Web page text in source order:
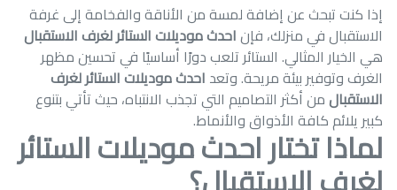
إذا كنت تبحث عن إضافة لمسة من الأناقة والفخامة إلى غرفة
الاستقبال في منزلك، فإناحدث موديلات الستائر لغرف الاستقبال
هي الخيار المثالي. الستائر تلعب دورًا أساسيًا في تحسين مظهر
الغرف وتوفير بيئة مريحة. وتعد احدث موديلات الستائر لغرف
الاستقبالمن أكثر التصاميم التي تجذب الانتباه، حيث تأتي بتنوع
كبير يلائم كافة الأذواق والأنماط.
لماذا تختار احدث موديلات الستائر